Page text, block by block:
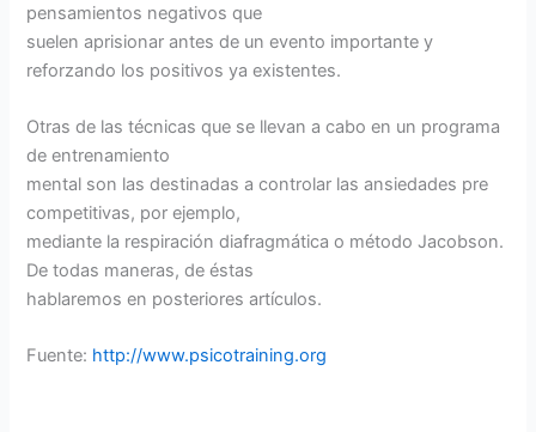
pensamientos negativos que
suelen aprisionar antes de un evento importante y
reforzando los positivos ya existentes.
Otras de las técnicas que se llevan a cabo en un programa
de entrenamiento
mental son las destinadas a controlar las ansiedades pre
competitivas, por ejemplo,
mediante la respiración diafragmática o método Jacobson.
De todas maneras, de éstas
hablaremos en posteriores artículos.
Fuente: http://www.psicotraining.org